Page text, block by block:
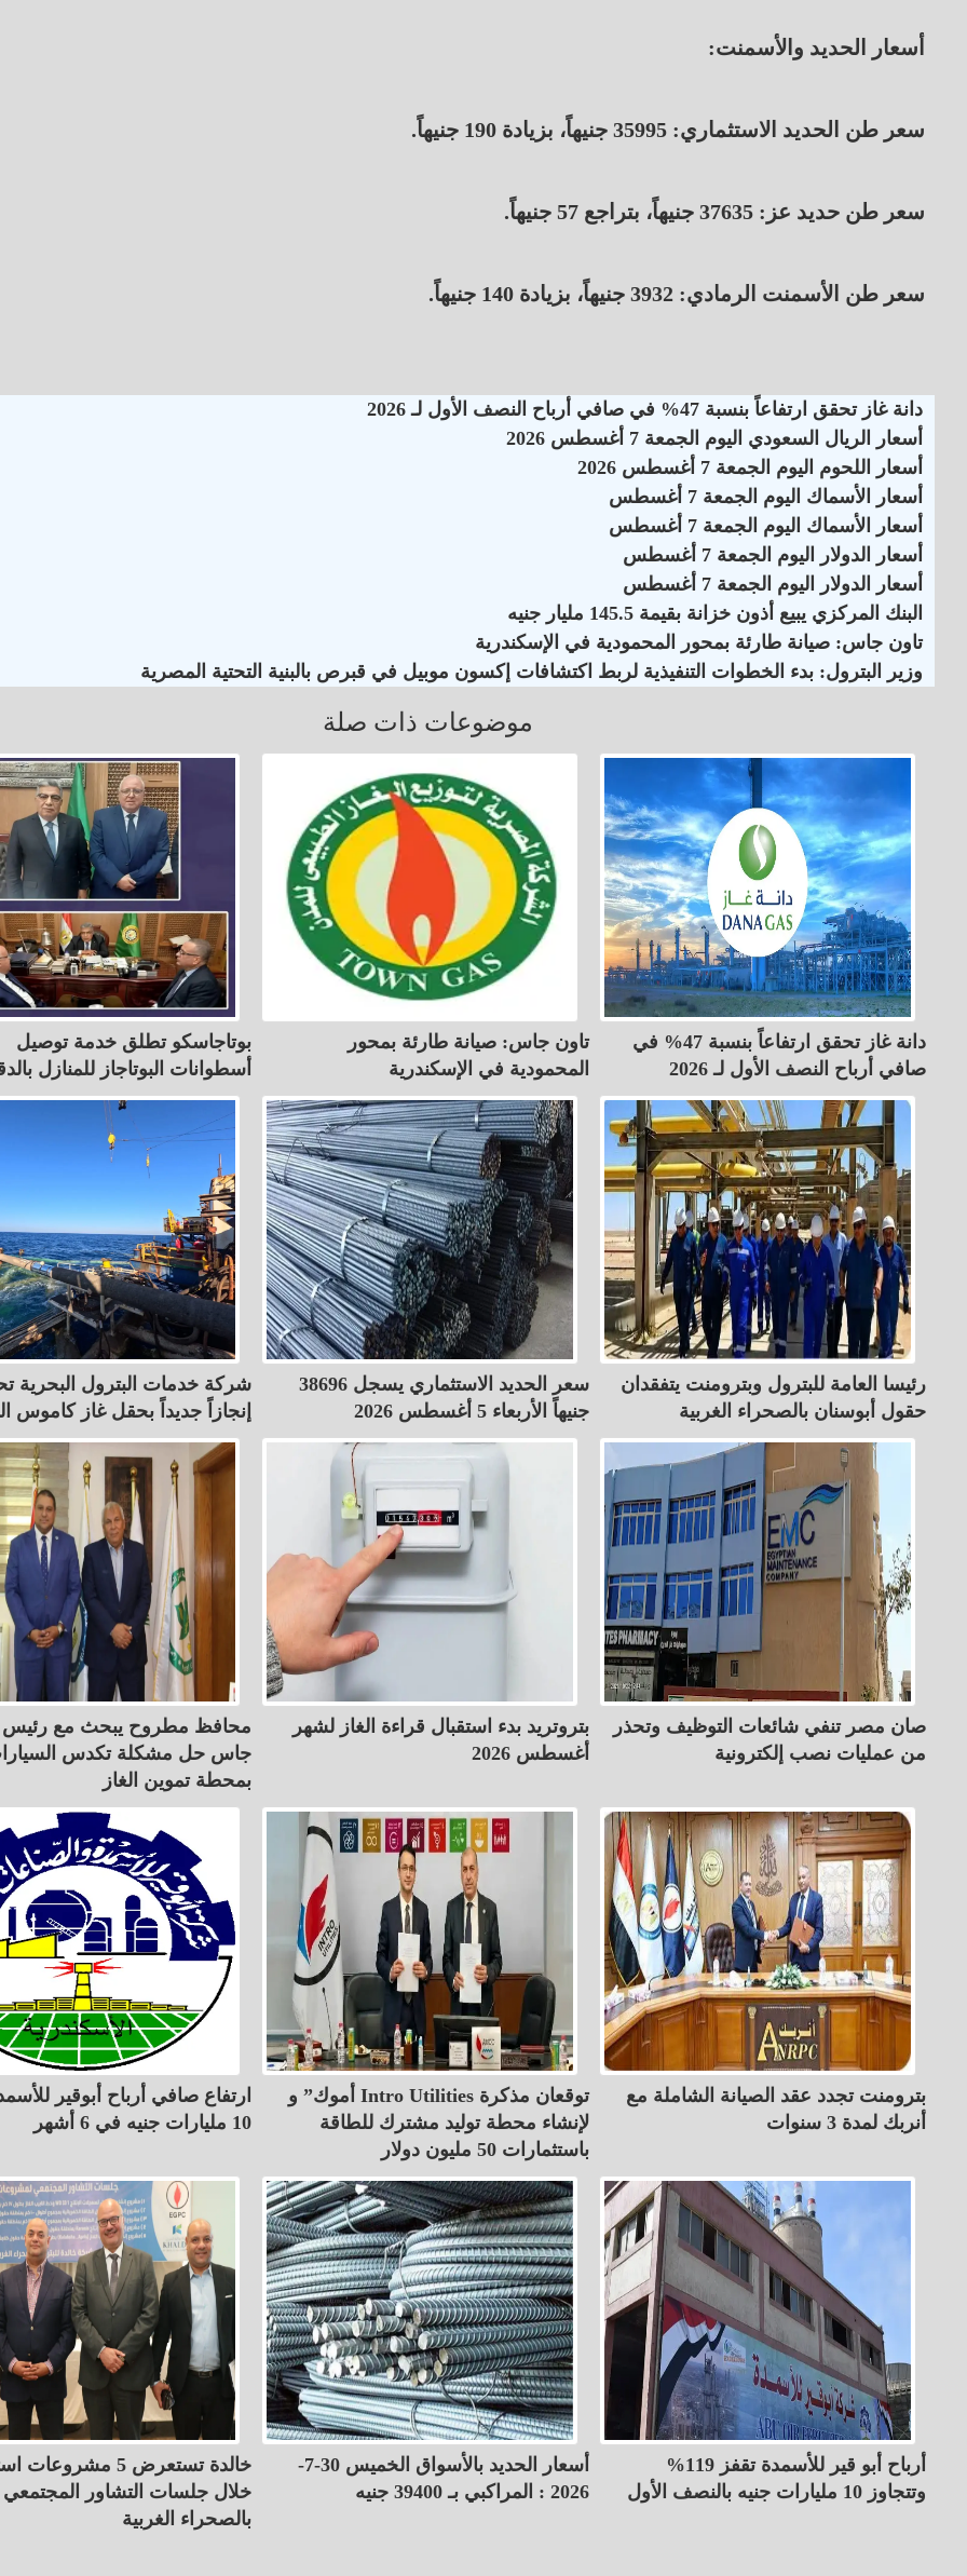
أسعار الحديد والأسمنت:
سعر طن الحديد الاستثماري: 35995 جنيهاً، بزيادة 190 جنيهاً.
سعر طن حديد عز: 37635 جنيهاً، بتراجع 57 جنيهاً.
سعر طن الأسمنت الرمادي: 3932 جنيهاً، بزيادة 140 جنيهاً.
دانة غاز تحقق ارتفاعاً بنسبة 47% في صافي أرباح النصف الأول لـ 2026
أسعار الريال السعودي اليوم الجمعة 7 أغسطس 2026
أسعار اللحوم اليوم الجمعة 7 أغسطس 2026
أسعار الأسماك اليوم الجمعة 7 أغسطس
أسعار الأسماك اليوم الجمعة 7 أغسطس
أسعار الدولار اليوم الجمعة 7 أغسطس
أسعار الدولار اليوم الجمعة 7 أغسطس
البنك المركزي يبيع أذون خزانة بقيمة 145.5 مليار جنيه
تاون جاس: صيانة طارئة بمحور المحمودية في الإسكندرية
وزير البترول: بدء الخطوات التنفيذية لربط اكتشافات إكسون موبيل في قبرص بالبنية التحتية المصرية
موضوعات ذات صلة
دانة غاز تحقق ارتفاعاً بنسبة 47% في
صافي أرباح النصف الأول لـ 2026
تاون جاس: صيانة طارئة بمحور
المحمودية في الإسكندرية
بوتاجاسكو تطلق خدمة توصيل
أسطوانات البوتاجاز للمنازل
رئيسا العامة للبترول وبترومنت يتفقدان
حقول أبوسنان بالصحراء الغربية
سعر الحديد الاستثماري يسجل 38696
جنيهاً الأربعاء 5 أغسطس 2026
شركة خدمات البترول البحرية
إنجازاً جديداً بحقل غاز كاموس
صان مصر تنفي شائعات التوظيف وتحذر
من عمليات نصب إلكترونية
بتروتريد بدء استقبال قراءة الغاز لشهر
أغسطس 2026
محافظ مطروح يبحث مع رئيس
جاس حل مشكلة تكدس
بمحطة تموين الغاز
بترومنت تجدد عقد الصيانة الشاملة مع
أنربك لمدة 3 سنوات
أموك” و Intro Utilities توقعان مذكرة
لإنشاء محطة توليد مشترك للطاقة
باستثمارات 50 مليون دولار
ارتفاع صافي أرباح أبوقير
10 مليارات جنيه في 6 أشهر
أرباح أبو قير للأسمدة تقفز 119%
وتتجاوز 10 مليارات جنيه بالنصف الأول
أسعار الحديد بالأسواق الخميس 30-7-
2026 : المراكبي بـ 39400 جنيه
خالدة تستعرض 5
خلال جلسات التشاور المجتمعي
بالصحراء الغربية